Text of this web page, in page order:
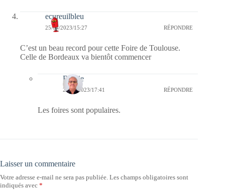
ecureuilbleu
25/04/2023/15:27 RÉPONDRE
C’est un beau record pour cette Foire de Toulouse.
Celle de Bordeaux va bientôt commencer
Bernie
26/04/2023/17:41 RÉPONDRE
Les foires sont populaires.
Laisser un commentaire
Votre adresse e-mail ne sera pas publiée. Les champs obligatoires sont
indiqués avec *